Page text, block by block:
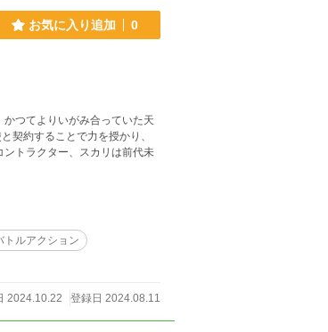
お気に入り追加 0
契約することで力を授かり、
トラクター、スカリは前代未
トルアクション
2024.10.22 登録日 2024.08.11